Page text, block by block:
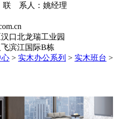
联 系人：姚经理
口北龙瑞工业园
滨江国际B栋
心 > 实木办公系列 > 实木班台 >